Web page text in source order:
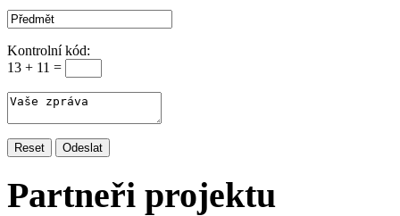
Kontrolní kód:
13 + 11 =
Partneři projektu